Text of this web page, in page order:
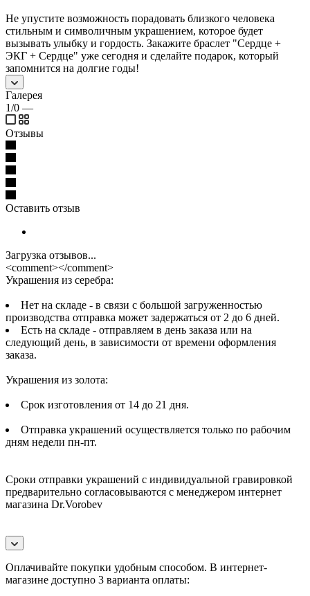
Не упустите возможность порадовать близкого человека
стильным и символичным украшением, которое будет
вызывать улыбку и гордость. Закажите браслет "Сердце +
ЭКГ + Сердце" уже сегодня и сделайте подарок, который
запомнится на долгие годы!
Галерея
1/0 —
Отзывы
Оставить отзыв
Загрузка отзывов...
<comment></comment>
Украшения из серебра:
Нет на складе - в связи с большой загруженностью
производства отправка может задержаться от 2 до 6 дней.
Есть на складе - отправляем в день заказа или на
следующий день, в зависимости от времени оформления
заказа.
Украшения из золота:
Срок изготовления от 14 до 21 дня.
Отправка украшений осуществляется только по рабочим
дням недели пн-пт.
Сроки отправки украшений с индивидуальной гравировкой
предварительно согласовываются с менеджером интернет
магазина Dr.Vorobev
Оплачивайте покупки удобным способом. В интернет-
магазине доступно 3 варианта оплаты: